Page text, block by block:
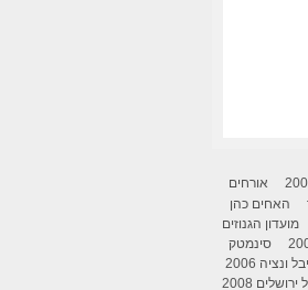
אורחים
האחים כהן
מועדון הגנוזים
סינמטק
ונציה 2006
2008